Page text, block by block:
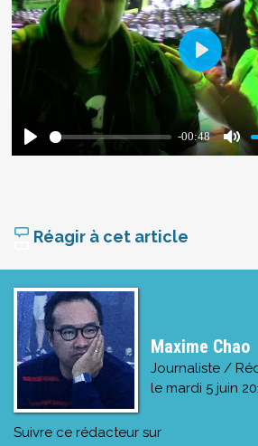
Réagir à cet article
Maxime Chao
Journaliste /
le mardi 5 juin
Suivre ce rédacteur sur